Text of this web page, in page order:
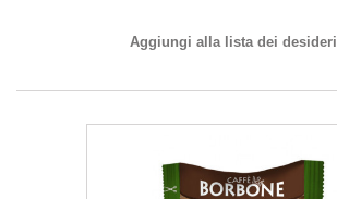
Aggiungi alla lista dei desideri